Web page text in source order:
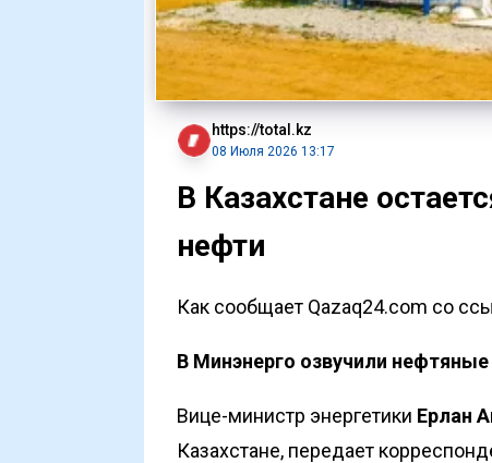
https://total.kz
08 Июля 2026 13:17
В Казахстане
нефти
Как сообщает Qazaq24.com со
В Минэнерго озвучили
Вице-министр энергетики Ерлан
Казахстане, передает